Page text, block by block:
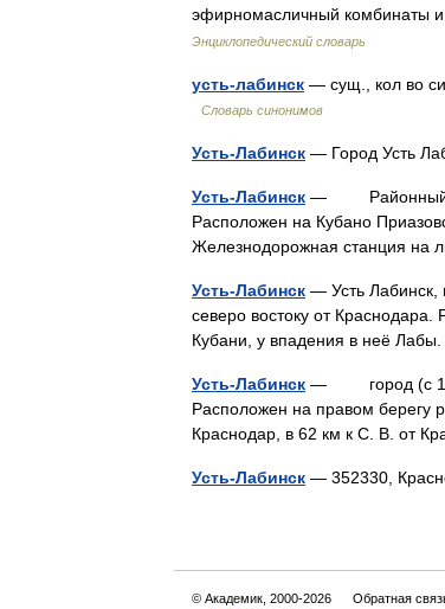
эфирномасличный комбинаты
Энциклопедический словарь
усть-лабинск — сущ., кол во
Словарь синонимов
Усть-Лабинск — Город Усть
Усть-Лабинск — Районный
Расположен на Кубано
Железнодорожная станция на
Усть-Лабинск — Усть Лабинск,
северо востоку от
Кубани, у впадения в неё
Усть-Лабинск — город (с
Расположен на правом берегу
Краснодар, в 62 км к С. В. от
Усть-Лабинск — 352330,
© Академик, 2000-2026 Обратная